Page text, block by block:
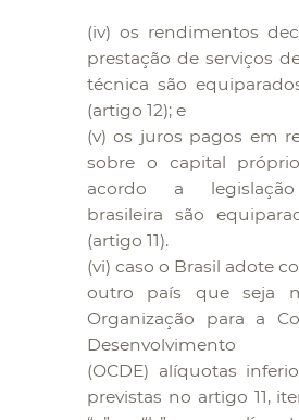
(iv) os rendimentos
prestação de serviços
técnica são
(artigo 12); e
(v) os juros pagos em
sobre o capital
acordo a
brasileira são
(artigo 11).
(vi) caso o Brasil adote
outro país que seja
Organização para a
Desenvolvimento
(OCDE) alíquotas
previstas no artigo 11,